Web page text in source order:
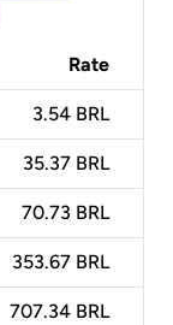
Rate
3.54 BRL
35.37 BRL
70.73 BRL
353.67 BRL
707.34 BRL